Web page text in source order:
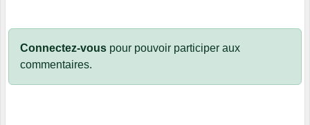
Connectez-vous pour pouvoir participer aux
commentaires.